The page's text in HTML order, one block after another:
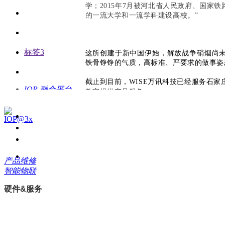
标签3
IOP 融合平台
服务支持
学； 2015年7月 被河北省人民政府、国家铁
的一流大学和一流学科建设高校。”
这所创建于新中国伊始，解放战争硝烟尚
铁骨铮铮的气质，高标准、严要求的做事
截止到目前，WISE万讯科技已经服务石家
教室提供产品服务。
产品维修
智能物联
硬件&服务